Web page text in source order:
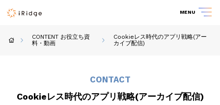
MENU
CONTENT お役立ち資
料・動画
Cookieレス時代のアプリ戦略(アー
カイブ配信)
CONTACT
Cookieレス時代のアプリ戦略(アーカイブ配信)